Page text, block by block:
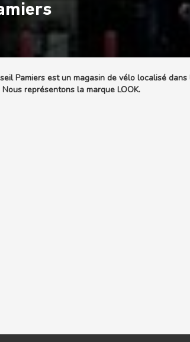
Pamiers est un magasin de vélo localisé
représentons la marque LOOK.